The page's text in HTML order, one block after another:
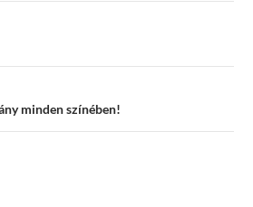
minden színében!